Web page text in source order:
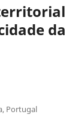
da
Portugal